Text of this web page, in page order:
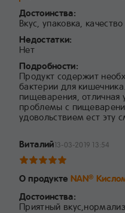
Достоинства:
Вкус, упаковка, качество
Недостатки:
Нет
Подробности:
Продукт содержит
бактерии для
пищеварения,
проблемы с
удовольствием ест эту
Виталий13-03-2019 13:54
О продукте NAN®
Достоинства:
Приятный